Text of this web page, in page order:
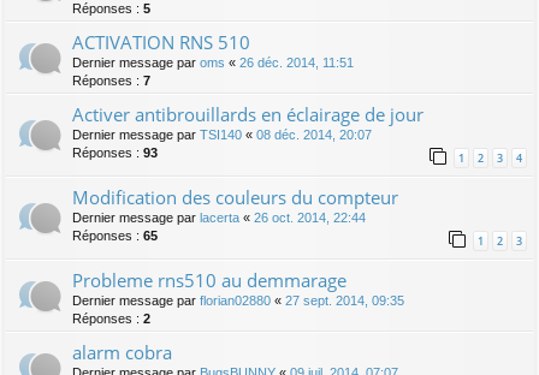
Réponses : 5
ACTIVATION RNS 510
Dernier message par oms « 26 déc. 2014, 11:51
Réponses : 7
Activer antibrouillards en éclairage de jour
Dernier message par TSI140 « 08 déc. 2014, 20:07
Réponses : 93 1 2 3 4
Modification des couleurs du compteur
Dernier message par lacerta « 26 oct. 2014, 22:44
Réponses : 65 1 2 3
Probleme rns510 au demmarage
Dernier message par florian02880 « 27 sept. 2014, 09:35
Réponses : 2
alarm cobra